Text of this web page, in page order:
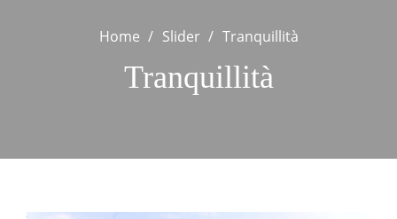
Home Slider Tranquillità
Tranquillità